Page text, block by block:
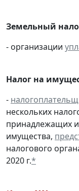
Земельный
- организации
Налог на
-
нескольких
принадлежащих
имущества,
налогового
2020 г.*